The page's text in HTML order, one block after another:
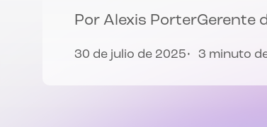
Por Alexis PorterGerente
30 de julio de 2025 3 minuto